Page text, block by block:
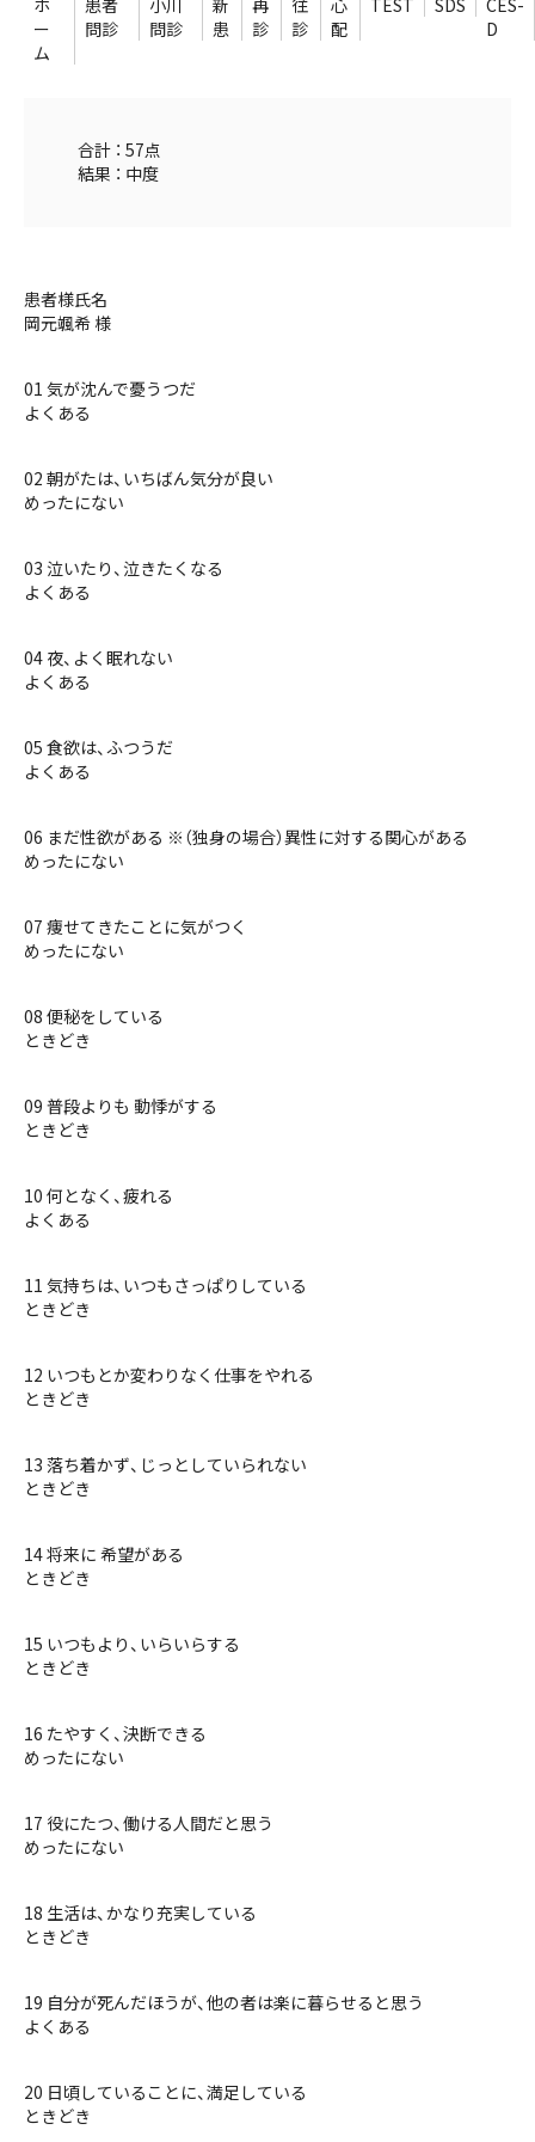
ー
ム
問診
問診
患
診
診
配
D
合計 ： 57点
結果 ： 中度
患者様氏名
岡元颯希 様
01 気が沈んで憂うつだ
よくある
02 朝がたは、いちばん気分が良い
めったにない
03 泣いたり、泣きたくなる
よくある
04 夜、よく眠れない
よくある
05 食欲は、ふつうだ
よくある
06 まだ性欲がある ※（独身の場合）異性に対する関心がある
めったにない
07 痩せてきたことに気がつく
めったにない
08 便秘をしている
ときどき
09 普段よりも 動悸がする
ときどき
10 何となく、疲れる
よくある
11 気持ちは、いつもさっぱりしている
ときどき
12 いつもとか変わりなく仕事をやれる
ときどき
13 落ち着かず、じっとしていられない
ときどき
14 将来に 希望がある
ときどき
15 いつもより、いらいらする
ときどき
16 たやすく、決断できる
めったにない
17 役にたつ、働ける人間だと思う
めったにない
18 生活は、かなり充実している
ときどき
19 自分が死んだほうが、他の者は楽に暮らせると思う
よくある
20 日頃していることに、満足している
ときどき